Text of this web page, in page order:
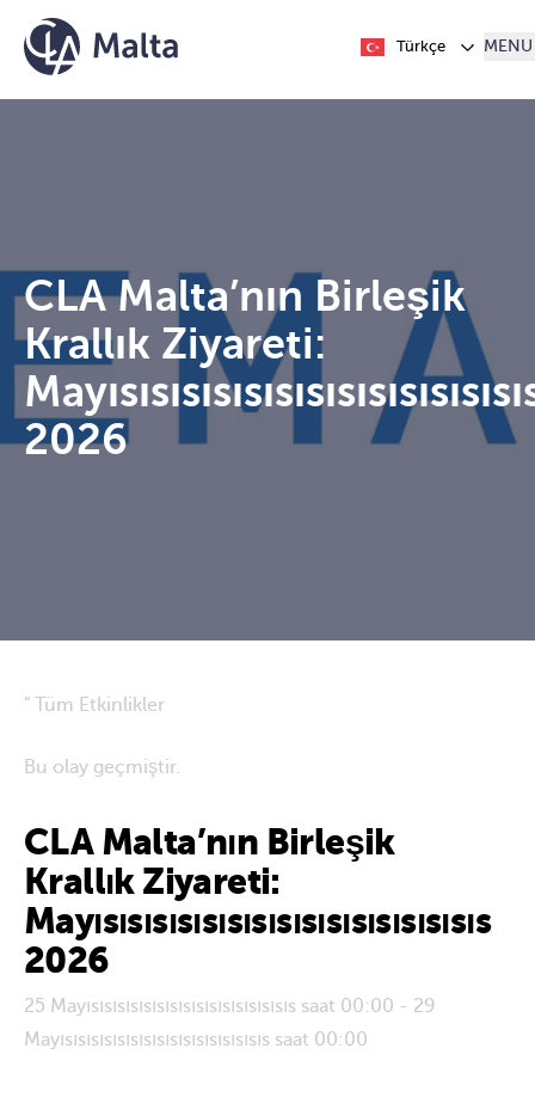
İçeriğe geç
Türkçe MENU
CLA Malta’nın Birleşik
Krallık Ziyareti:
2026
" Tüm Etkinlikler
Bu olay geçmiştir.
CLA Malta’nın Birleşik
Krallık Ziyareti:
Mayısısısısısısısısısısısısısısısıs
2026
25 Mayısısısısısısısısısısısısısısısıs saat 00:00 - 29
Mayısısısısısısısısısısısısısısısıs saat 00:00